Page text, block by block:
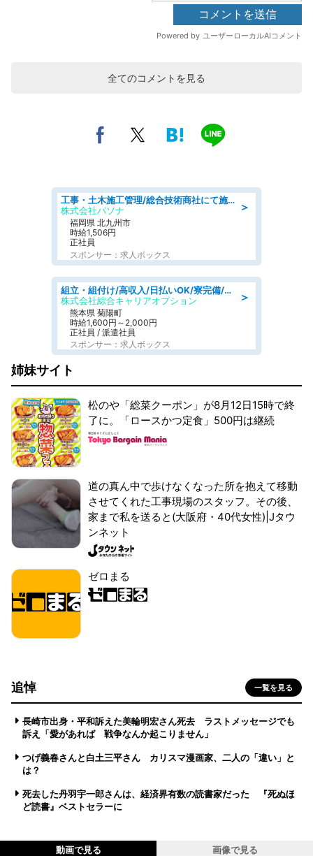
全てのコメントを見る
＞
工事・土木施工管理/総合技術商社にて施工管理のお仕事/即日勤務可/車通勤可/工事・土木施工管理/生産・品質管理
株式会社パソナ
福岡県 北九州市
時給1,506円
正社員
スポンサー：求人ボックス
＞
組立・組付け/高収入/日払いOK/寮完備/交替制/20・30・40代活躍中
株式会社綜合キャリアオプション
熊本県 菊陽町
時給1,600円～2,000円
正社員 / 派遣社員
スポンサー：求人ボックス
姉妹サイト
松のや「総菜クーポン」が8月12日15時で終
了に。「ロースかつ定食」500円は継続
道の真ん中で歩けなくなった所を抱えて移動
させてくれた工事現場のスタッフ。その後、
家まで私を送ると(大阪府・40代女性)|Jタウ
ンネット
ゼロまる
追悼 一覧を見る
長崎市出身・平和訴えた美輪明宏さん死去 ラストメッセージでも
訴え「愛があれば 戦争なんか起こりません」
つげ義春さんと白土三平さん カリスマ漫画家、二人の「違い」と
は？
死去した丹羽宇一郎さんは、経済界有数の読書家だった 『死ぬほ
ど読書』ベストセラーに
動画で見る 画像で見る